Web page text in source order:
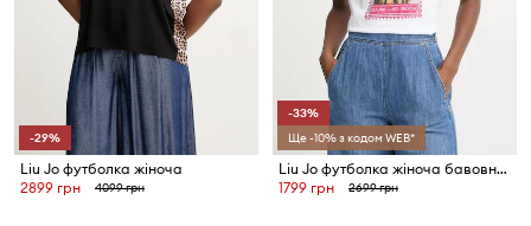
-29%
Liu Jo футболка жіноча
2899 грн
4099 грн
-33%
Ще -10% з кодом WEB*
Liu Jo футболка жіноча бавовняна
1799 грн
2699 грн